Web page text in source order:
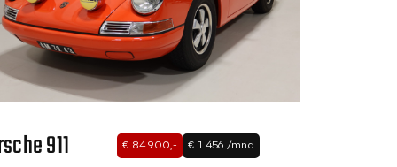
911 € 84.900,- € 1.456 /mnd